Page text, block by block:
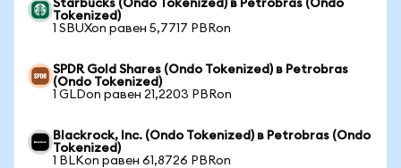
Starbucks (Ondo Tokenized) в Petrobras (Ondo
Tokenized)
1 SBUXon равен 5,7717 PBRon
SPDR Gold Shares (Ondo Tokenized) в Petrobras
(Ondo Tokenized)
1 GLDon равен 21,2203 PBRon
Blackrock, Inc. (Ondo Tokenized) в Petrobras (Ondo
Tokenized)
1 BLKon равен 61,8726 PBRon